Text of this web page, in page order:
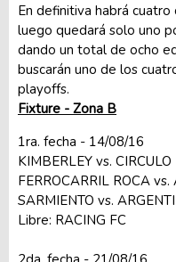
En definitiva habrá
luego quedará solo uno
dando un total de ocho
buscarán uno de los
playoffs.
Fixture - Zona B
1ra. fecha - 14/08/16
KIMBERLEY vs.
FERROCARRIL ROCA vs.
SARMIENTO vs.
Libre: RACING FC